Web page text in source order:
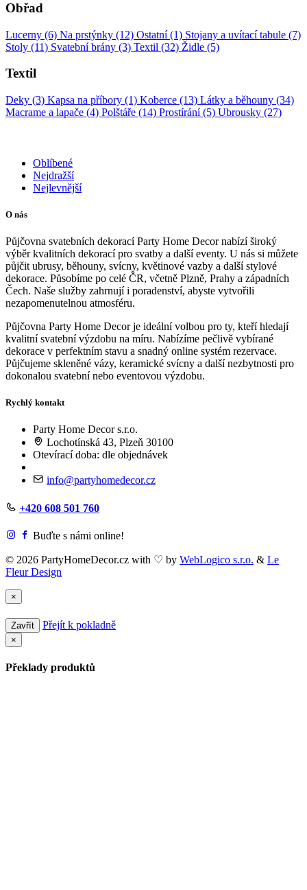
Obřad
Lucerny (6) Na prstýnky (12) Ostatní (1) Stojany a uvítací tabule (7)
Stoly (11) Svatební brány (3) Textil (32) Židle (5)
Textil
Deky (3) Kapsa na příbory (1) Koberce (13) Látky a běhouny (34)
Macrame a lapače (4) Polštáře (14) Prostírání (5) Ubrousky (27)
Oblíbené
Nejdražší
Nejlevnější
O nás
Půjčovna svatebních dekorací Party Home Decor nabízí široký
výběr kvalitních dekorací pro svatby a další eventy. U nás si můžete
půjčit ubrusy, běhouny, svícny, květinové vazby a další stylové
dekorace. Působíme po celé ČR, včetně Plzně, Prahy a západních
Čech. Naše služby zahrnují i poradenství, abyste vytvořili
nezapomenutelnou atmosféru.
Půjčovna Party Home Decor je ideální volbou pro ty, kteří hledají
kvalitní svatební výzdobu na míru. Nabízíme pečlivě vybírané
dekorace v perfektním stavu a snadný online systém rezervace.
Půjčujeme skleněné vázy, keramické svícny a další nezbytnosti pro
dokonalou svatební nebo eventovou výzdobu.
Rychlý kontakt
Party Home Decor s.r.o.
Lochotínská 43, Plzeň 30100
Otevírací doba: dle objednávek
info@partyhomedecor.cz
+420 608 501 760
Buďte s námi online!
© 2026 PartyHomeDecor.cz with ♡ by WebLogico s.r.o. & Le
Fleur Design
×
Zavřít Přejít k pokladně
×
Překlady produktů